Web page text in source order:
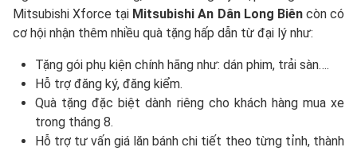
Mitsubishi Xforce tại Mitsubishi An Dân Long Biêncòn có
cơ hội nhận thêm nhiều quà tặng hấp dẫn từ đại lý như:
Tặng gói phụ kiện chính hãng như: dán phim, trải sàn….
Hỗ trợ đăng ký, đăng kiểm.
Quà tặng đặc biệt dành riêng cho khách hàng mua xe
trong tháng 8.
Hỗ trợ tư vấn giá lăn bánh chi tiết theo từng tỉnh, thành